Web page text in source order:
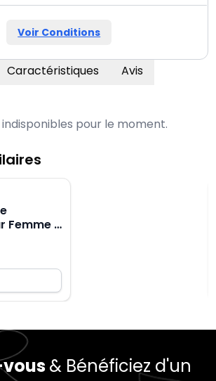
Voir Conditions
Caractéristiques Avis
pour le moment.
Femme -
& Bénéficiez d'un